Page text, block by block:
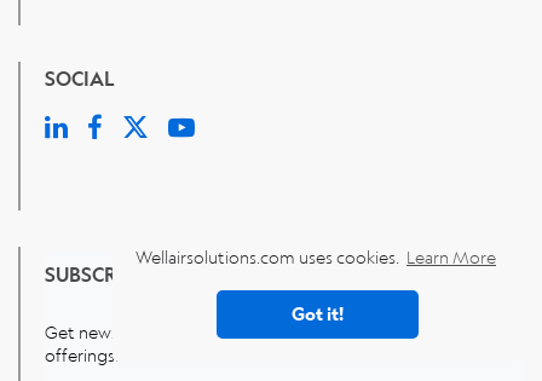
Wellairsolutions.com uses cookies. Learn More
Got it!
SOCIAL
SUBSCRIBE
Get news and updates about our latest products and
offerings.